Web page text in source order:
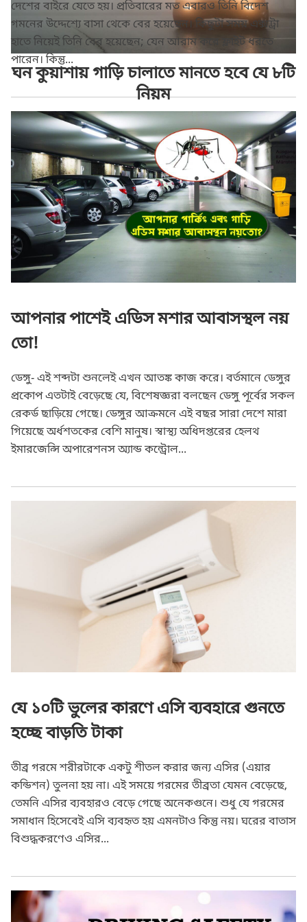
ঘন কুয়াশায় গাড়ি চালাতে মানতে হবে যে ৮টি
নিয়ম
দেশের বাইরে যেতে হয়। প্রতিবারের মত এবারও তিনি বিদেশ
গমনের উদ্দেশ্যে বাসা থেকে বের হয়েছেন। কিছুটা সময় এক্সট্রা
হাতে নিয়েই তিনি বের হয়েছেন; যেন আরাম করে ফ্লাইট ধরতে
পারেন। কিন্তু...
আপনার পাশেই এডিস মশার আবাসস্থল নয়
তো!
ডেঙ্গু- এই শব্দটা শুনলেই এখন আতঙ্ক কাজ করে। বর্তমানে ডেঙ্গুর
প্রকোপ এতটাই বেড়েছে যে, বিশেষজ্ঞরা বলছেন ডেঙ্গু পূর্বের সকল
রেকর্ড ছাড়িয়ে গেছে। ডেঙ্গুর আক্রমনে এই বছর সারা দেশে মারা
গিয়েছে অর্ধশতকের বেশি মানুষ। স্বাস্থ্য অধিদপ্তরের হেলথ
ইমারজেন্সি অপারেশনস অ্যান্ড কন্ট্রোল...
যে ১০টি ভুলের কারণে এসি ব্যবহারে গুনতে
হচ্ছে বাড়তি টাকা
তীব্র গরমে শরীরটাকে একটু শীতল করার জন্য এসির (এয়ার
কন্ডিশন) তুলনা হয় না। এই সময়ে গরমের তীব্রতা যেমন বেড়েছে,
তেমনি এসির ব্যবহারও বেড়ে গেছে অনেকগুনে। শুধু যে গরমের
সমাধান হিসেবেই এসি ব্যবহৃত হয় এমনটাও কিন্তু নয়। ঘরের বাতাস
বিশুদ্ধকরণেও এসির...